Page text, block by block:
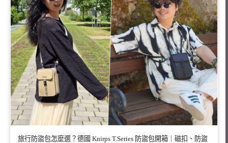
旅行防盜包怎麼選？德國 Knirps T.Series 防盜包開箱｜磁扣、防盜